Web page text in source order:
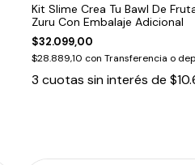
Kit Slime Crea Tu Bawl De
Zuru Con Embalaje Adicional
$32.099,00
$28.889,10 con Transferencia o
3 cuotas sin interés de